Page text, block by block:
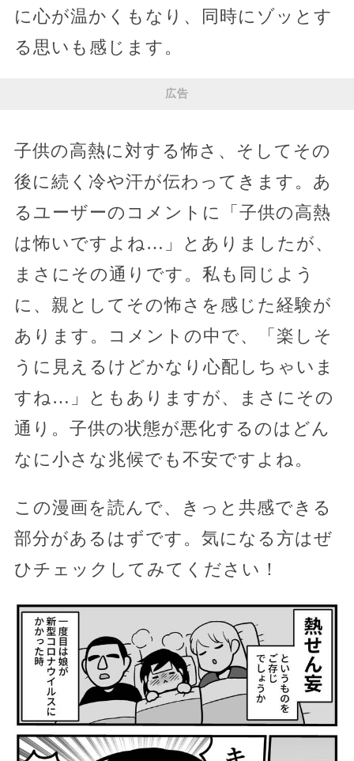
に心が温かくもなり、同時にゾッとす
る思いも感じます。
広告
子供の高熱に対する怖さ、そしてその
後に続く冷や汗が伝わってきます。あ
るユーザーのコメントに「子供の高熱
は怖いですよね…」とありましたが、
まさにその通りです。私も同じよう
に、親としてその怖さを感じた経験が
あります。コメントの中で、「楽しそ
うに見えるけどかなり心配しちゃいま
すね…」ともありますが、まさにその
通り。子供の状態が悪化するのはどん
なに小さな兆候でも不安ですよね。
この漫画を読んで、きっと共感できる
部分があるはずです。気になる方はぜ
ひチェックしてみてください！